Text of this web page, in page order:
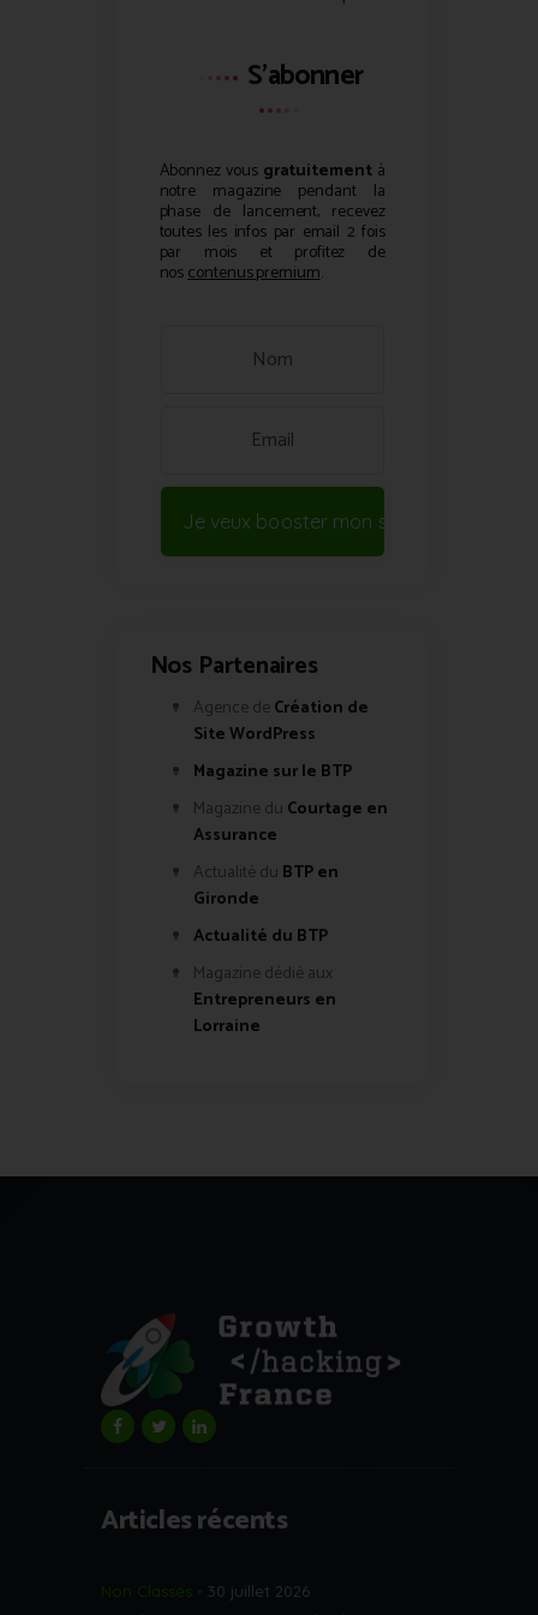
S'abonner
Abonnez vous gratuitementà
notre magazine pendant la
phase de lancement, recevez
toutes les infos par email 2 fois
par mois et profitez de
noscontenus premium.
Je veux booster mon site !
Nos Partenaires
Agence de Création de
Site WordPress
Magazine sur le BTP
Magazine du Courtage en
Assurance
Actualité du BTP en
Gironde
Actualité du BTP
Magazine dédié aux
Entrepreneurs en
Lorraine
Articles récents
Non Classés 30 juillet 2026